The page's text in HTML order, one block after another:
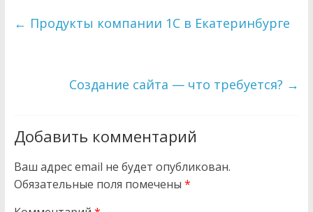
← Продукты компании 1С в Екатеринбурге
Создание сайта — что требуется? →
Добавить комментарий
Ваш адрес email не будет опубликован.
Обязательные поля помечены *